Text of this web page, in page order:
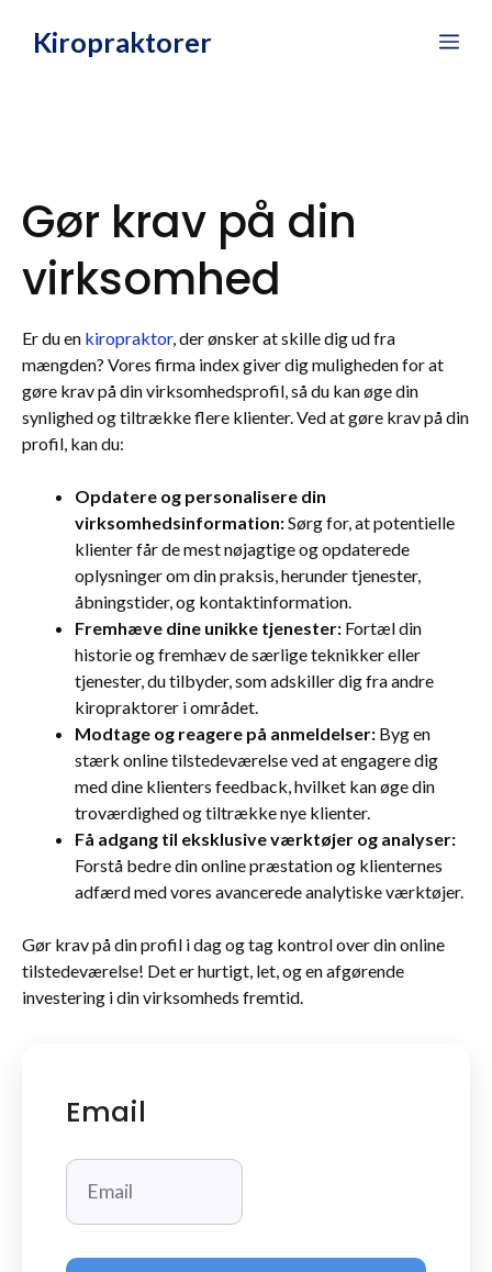
Kiropraktorer
Gør krav på din
virksomhed
Er du en kiropraktor, der ønsker at skille dig ud fra
mængden? Vores firma index giver dig muligheden for at
gøre krav på din virksomhedsprofil, så du kan øge din
synlighed og tiltrække flere klienter. Ved at gøre krav på din
profil, kan du:
Opdatere og personalisere din
virksomhedsinformation:Sørg for, at potentielle
klienter får de mest nøjagtige og opdaterede
oplysninger om din praksis, herunder tjenester,
åbningstider, og kontaktinformation.
Fremhæve dine unikke tjenester: Fortæl din
historie og fremhæv de særlige teknikker eller
tjenester, du tilbyder, som adskiller dig fra andre
kiropraktorer i området.
Modtage og reagere på anmeldelser: Byg en
stærk online tilstedeværelse ved at engagere dig
med dine klienters feedback, hvilket kan øge din
troværdighed og tiltrække nye klienter.
Få adgang til eksklusive værktøjer og analyser:
Forstå bedre din online præstation og klienternes
adfærd med vores avancerede analytiske værktøjer.
Gør krav på din profil i dag og tag kontrol over din online
tilstedeværelse! Det er hurtigt, let, og en afgørende
investering i din virksomheds fremtid.
Email